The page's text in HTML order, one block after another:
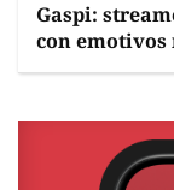
Gaspi:
con emotivos